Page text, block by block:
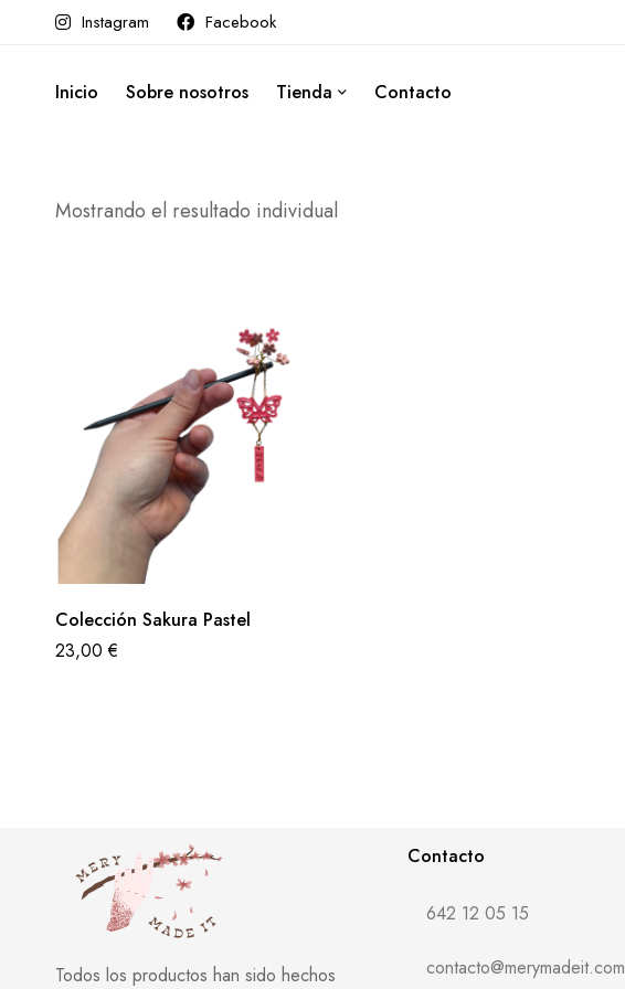
Instagram Facebook
Inicio Sobre nosotros Tienda Contacto
Mostrando el resultado individual
Colección Sakura Pastel
23,00€
Todos los productos han sido hechos
Contacto
642 12 05 15
contacto@merymadeit.com